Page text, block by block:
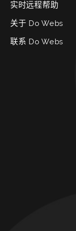
实时远程帮助
关于 Do Webs
联系 Do Webs